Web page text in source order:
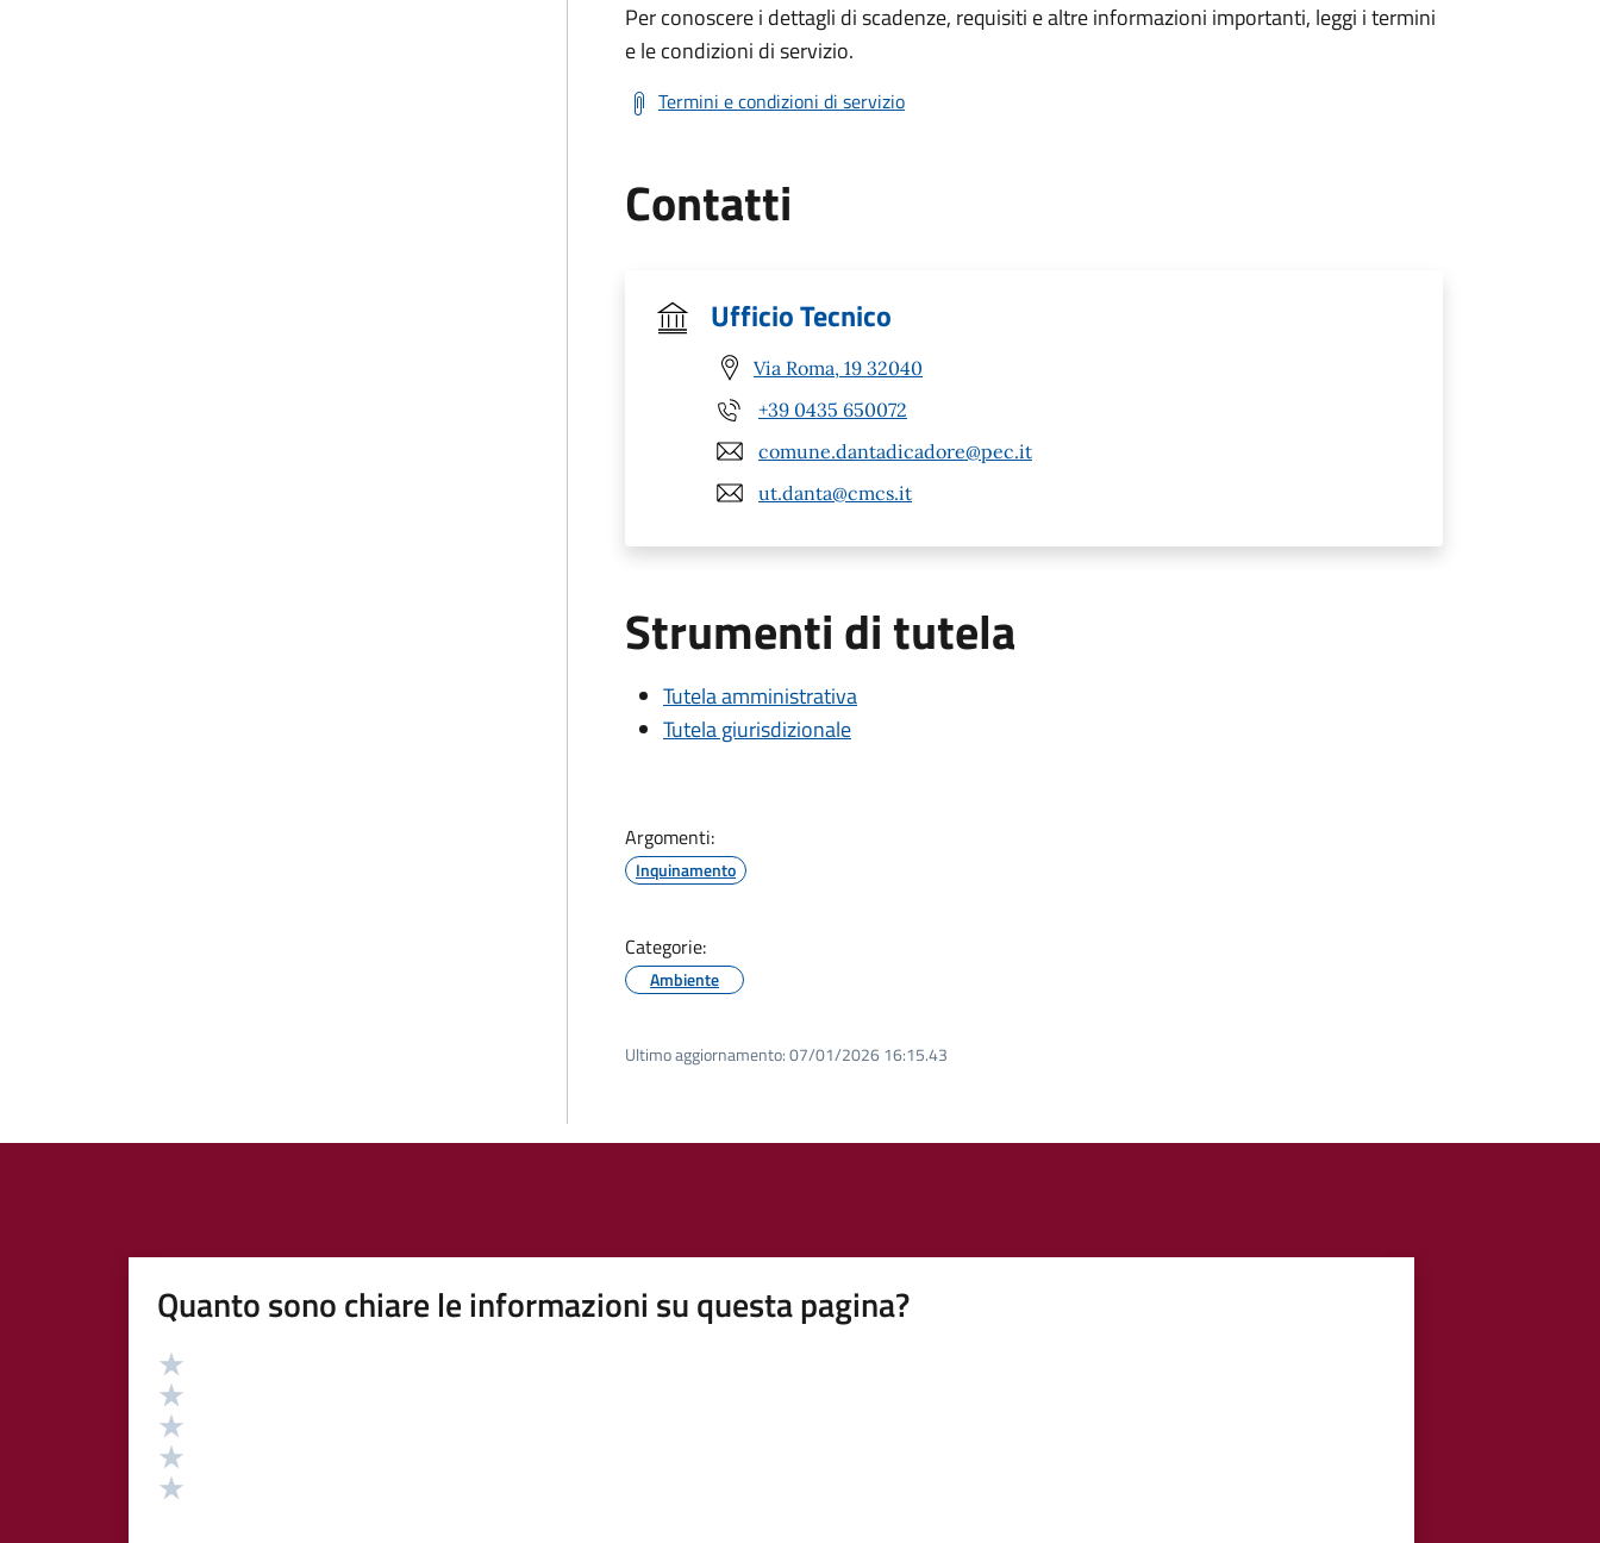
Per conoscere i dettagli di scadenze, requisiti e altre informazioni importanti, leggi i termini
e le condizioni di servizio.
Termini e condizioni di servizio
Contatti
Ufficio Tecnico
Via Roma, 19 32040
+39 0435 650072
comune.dantadicadore@pec.it
ut.danta@cmcs.it
Strumenti di tutela
Tutela amministrativa
Tutela giurisdizionale
Argomenti:
Inquinamento
Categorie:
Ambiente
Ultimo aggiornamento:07/01/2026 16:15.43
Quanto sono chiare le informazioni su questa pagina?
Valutazione